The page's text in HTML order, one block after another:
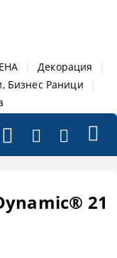
Декорация
Бизнес Раници
21